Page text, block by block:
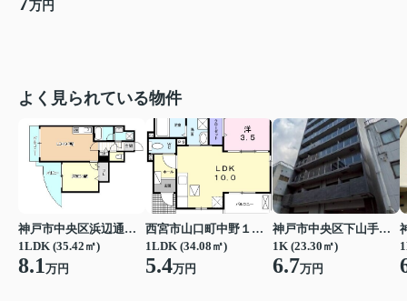
万円
よく見られている物件
神戸市中央区浜辺通３丁目
1LDK (35.42㎡)
8.1万円
西宮市山口町中野１丁目
1LDK (34.08㎡)
5.4万円
神戸市中央区下山手通７丁目
1K (23.30㎡)
6.7万円